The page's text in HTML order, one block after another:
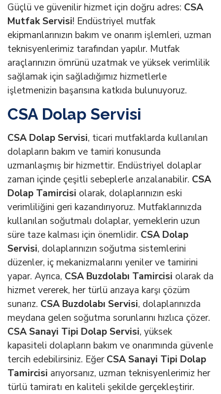
Güçlü ve güvenilir hizmet için doğru adres: CSA
Mutfak Servisi! Endüstriyel mutfak
ekipmanlarınızın bakım ve onarım işlemleri, uzman
teknisyenlerimiz tarafından yapılır. Mutfak
araçlarınızın ömrünü uzatmak ve yüksek verimlilik
sağlamak için sağladığımız hizmetlerle
işletmenizin başarısına katkıda bulunuyoruz.
CSA Dolap Servisi
CSA Dolap Servisi, ticari mutfaklarda kullanılan
dolapların bakım ve tamiri konusunda
uzmanlaşmış bir hizmettir. Endüstriyel dolaplar
zaman içinde çeşitli sebeplerle arızalanabilir. CSA
Dolap Tamircisi olarak, dolaplarınızın eski
verimliliğini geri kazandırıyoruz. Mutfaklarınızda
kullanılan soğutmalı dolaplar, yemeklerin uzun
süre taze kalması için önemlidir. CSA Dolap
Servisi, dolaplarınızın soğutma sistemlerini
düzenler, iç mekanizmalarını yeniler ve tamirini
yapar. Ayrıca, CSA Buzdolabı Tamircisi olarak da
hizmet vererek, her türlü arızaya karşı çözüm
sunarız. CSA Buzdolabı Servisi, dolaplarınızda
meydana gelen soğutma sorunlarını hızlıca çözer.
CSA Sanayi Tipi Dolap Servisi, yüksek
kapasiteli dolapların bakım ve onarımında güvenle
tercih edebilirsiniz. EğerCSA Sanayi Tipi Dolap
Tamircisi arıyorsanız, uzman teknisyenlerimiz her
türlü tamiratı en kaliteli şekilde gerçekleştirir.